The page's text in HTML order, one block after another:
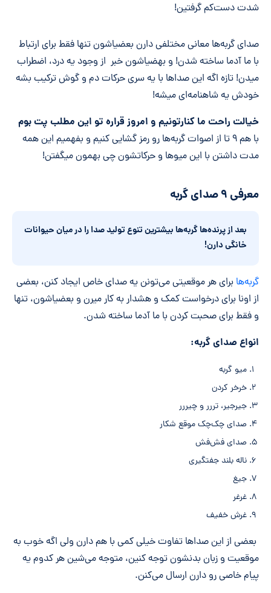
شدت دست‌کم گرفتین!
صدای گربه‌ها معانی مختلفی دارن بعضیاشون تنها فقط برای ارتباط
با ما آدما ساخته شدن! و بهضیاشون خبر از وجود یه درد، اضطراب
میدن! تازه اگه این صداها با یه سری حرکات دم و گوش ترکیب بشه
خودش یه شاهنامه‌ای میشه!
خیالت راحت ما کنارتونیم و امروز قراره تو این مطلب پت بوم
با هم ۹ تا از اصوات گربه‌ها رو رمز گشایی کنیم و بفهمیم این همه
مدت داشتن با این میو‌ها و حرکاتشون چی بهمون میگفتن!
معرفی ۹ صدای گربه
بعد از پرنده‎ها گربهها بیشترین تنوع تولید صدا را در میان حیوانات
خانگی دارن!
گربه‌ها برای هر موقعیتی می‌تونن یه صدای خاص ایجاد کنن، بعضی
از اونا برای درخواست کمک و هشدار به کار میرن و بعضیاشون، تنها
و فقط برای صحبت کردن با ما آدما ساخته شدن.
انواع صدای گربه:
میو گربه
خرخر کردن
جیرجیر، تررر و چیررر
صدای چک‌چک موقع شکار
صدای فش‌فش
ناله بلند جفتگیری
جیغ
غرغر
غرش خفیف
بعضی از این صدا‌ها تفاوت خیلی کمی با هم دارن ولی اگه خوب به
موقعیت و زبان بدنشون توجه کنین، متوجه می‌شین هر کدوم یه
پیام خاصی رو دارن ارسال می‌کنن.